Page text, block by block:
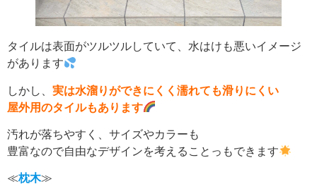
タイルは表面がツルツルしていて、水はけも悪いイメージ
があります
しかし、 実は水溜りができにくく濡れても滑りにくい
屋外用のタイルもあります
汚れが落ちやすく、サイズやカラーも
豊富なので自由なデザインを考えることっもできます
≪枕木≫